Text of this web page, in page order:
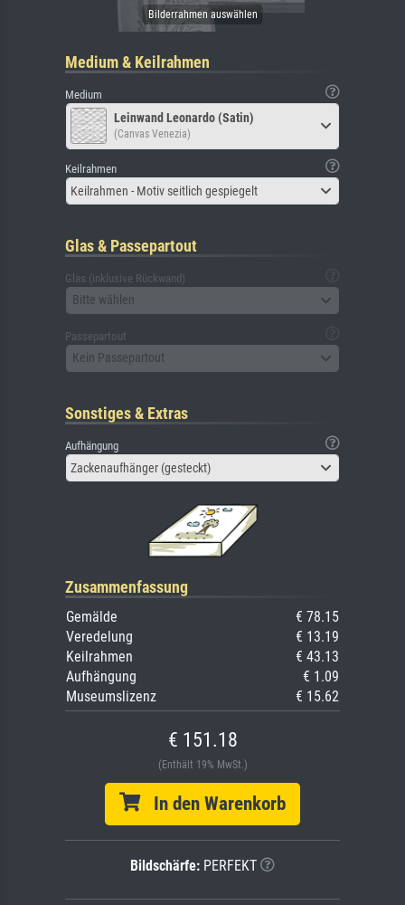
Medium & Keilrahmen
Medium
Leinwand Leonardo (Satin)
(Canvas Venezia)
Keilrahmen
Keilrahmen - Motiv seitlich gespiegelt
Glas & Passepartout
Glas (inklusive Rückwand)
Bitte wählen
Passepartout
Kein Passepartout
Sonstiges & Extras
Aufhängung
Zackenaufhänger (gesteckt)
Zusammenfassung
Gemälde
€ 78.15
Veredelung
€ 13.19
Keilrahmen
€ 43.13
Aufhängung
€ 1.09
Museumslizenz
€ 15.62
€ 151.18
(Enthält 19% MwSt.)
In den Warenkorb
Bildschärfe: PERFEKT